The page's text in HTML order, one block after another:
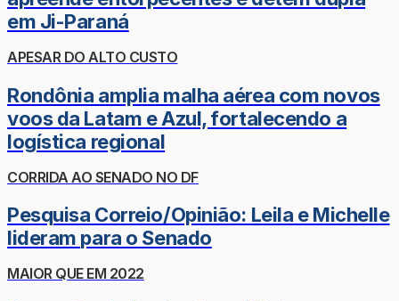
em Ji-Paraná
APESAR DO ALTO CUSTO
Rondônia amplia malha aérea com novos
voos da Latam e Azul, fortalecendo a
logística regional
CORRIDA AO SENADO NO DF
Pesquisa Correio/Opinião: Leila e Michelle
lideram para o Senado
MAIOR QUE EM 2022